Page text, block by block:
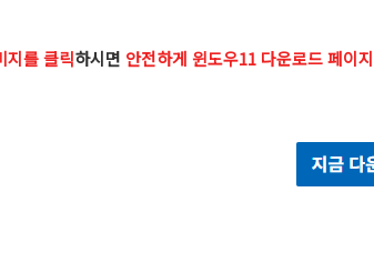
지를 클릭하시면 안전하게 윈도우11 다운로드 페이